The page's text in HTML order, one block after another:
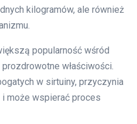
kilogramów, ale również
popularność wśród
właściwości.
w sirtuiny, przyczynia
może wspierać proces